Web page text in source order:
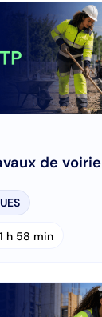
de voirie
1 h 58 min